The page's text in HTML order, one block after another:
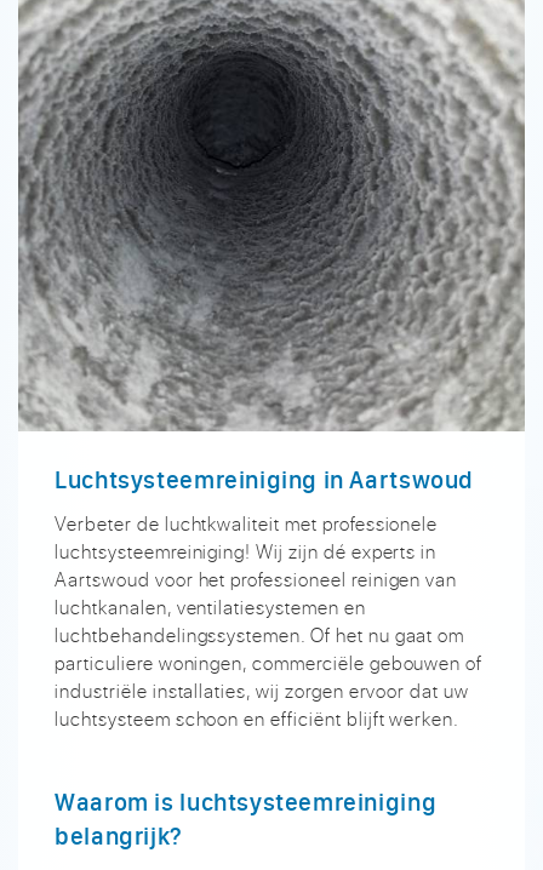
Luchtsysteemreiniging in Aartswoud
Verbeter de luchtkwaliteit met professionele
luchtsysteemreiniging! Wij zijn dé experts in
Aartswoud voor het professioneel reinigen van
luchtkanalen, ventilatiesystemen en
luchtbehandelingssystemen. Of het nu gaat om
particuliere woningen, commerciële gebouwen of
industriële installaties, wij zorgen ervoor dat uw
luchtsysteem schoon en efficiënt blijft werken.
Waarom is luchtsysteemreiniging
belangrijk?